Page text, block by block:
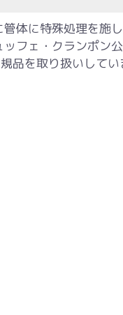
体に特殊処理を施
フェ・クランポン公
品を取り扱いしてい